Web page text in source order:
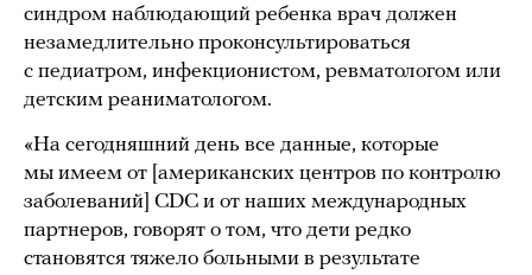
синдром наблюдающий ребенка врач должен
незамедлительно проконсультироваться
с педиатром, инфекционистом, ревматологом или
детским реаниматологом.
«На сегодняшний день все данные, которые
мы имеем от [американских центров по контролю
заболеваний] CDC и от наших международных
партнеров, говорят о том, что дети редко
становятся тяжело больными в результате